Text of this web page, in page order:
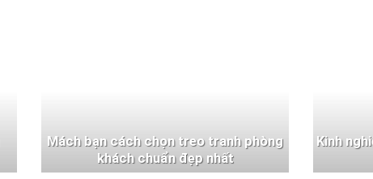
Mách bạn cách chọn treo tranh phòng
khách chuẩn đẹp nhất
Kinh